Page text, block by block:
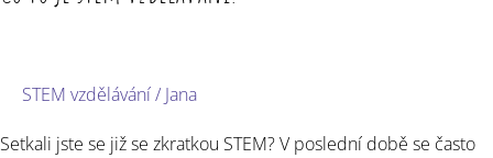
STEM vzdělávání/ Jana
Setkali jste se již se zkratkou STEM? V poslední době se často